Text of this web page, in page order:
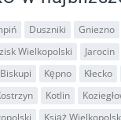
Duszniki Gniezno
Wielkopolski
Jarocin
Kępno Kłecko
Kotlin
Książ